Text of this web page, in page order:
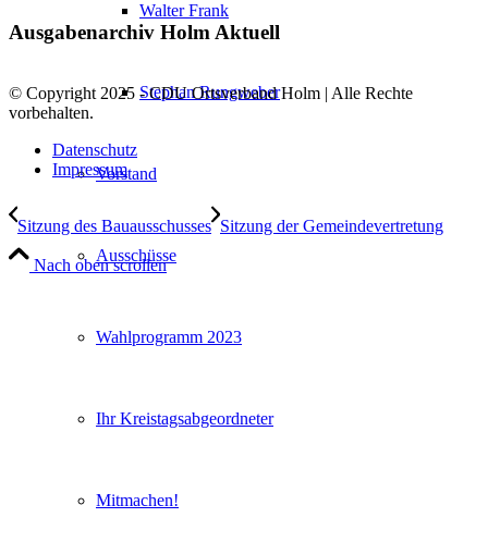
Walter Frank
Stephan Rungweber
Vorstand
Ausschüsse
Wahlprogramm 2023
Ihr Kreistagsabgeordneter
Mitmachen!
Ausgabenarchiv Holm Aktuell
© Copyright 2025 - CDU Ortsverband Holm | Alle Rechte
vorbehalten.
Datenschutz
Impressum
Sitzung des Bauausschusses Sitzung der Gemeindevertretung
Nach oben scrollen